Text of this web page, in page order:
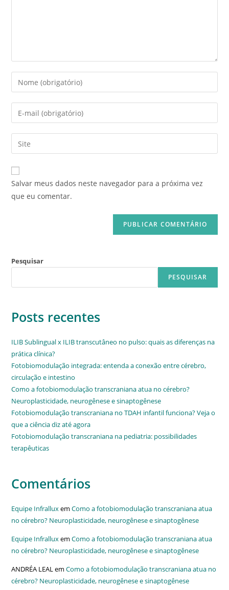
Salvar meus dados neste navegador para a próxima vez
que eu comentar.
Pesquisar
PESQUISAR
Posts recentes
ILIB Sublingual x ILIB transcutâneo no pulso: quais as diferenças na
prática clínica?
Fotobiomodulação integrada: entenda a conexão entre cérebro,
circulação e intestino
Como a fotobiomodulação transcraniana atua no cérebro?
Neuroplasticidade, neurogênese e sinaptogênese
Fotobiomodulação transcraniana no TDAH infantil funciona? Veja o
que a ciência diz até agora
Fotobiomodulação transcraniana na pediatria: possibilidades
terapêuticas
Comentários
Equipe InfralluxemComo a fotobiomodulação transcraniana atua
no cérebro? Neuroplasticidade, neurogênese e sinaptogênese
Equipe InfralluxemComo a fotobiomodulação transcraniana atua
no cérebro? Neuroplasticidade, neurogênese e sinaptogênese
ANDRÉA LEALemComo a fotobiomodulação transcraniana atua no
cérebro? Neuroplasticidade, neurogênese e sinaptogênese